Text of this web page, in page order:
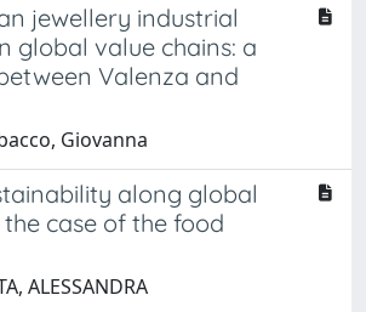
jewellery industrial
global value chains: a
Valenza and
Giovanna
along global
case of the food
ALESSANDRA